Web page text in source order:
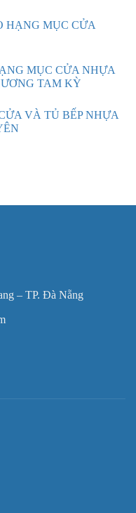
HẠNG MỤC CỬA
MỤC CỬA NHỰA
TAM KỲ
VÀ TỦ BẾP NHỰA
– TP. Đà Nẵng